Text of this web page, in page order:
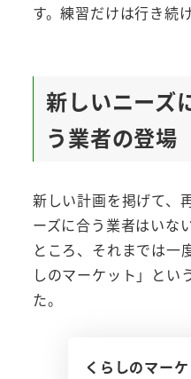
す。練習だけは行き続
新しいニーズ
う業者の登場
新しい計画を掲げて、
ーズに合う業者はいな
ところ、それまでは一
しのマーケット」とい
た。
くらしのマー